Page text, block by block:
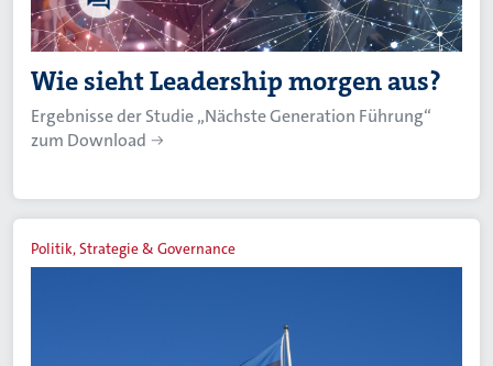
Wie sieht Leadership morgen aus?
Ergebnisse der Studie „Nächste Generation Führung“
zum Download
Politik, Strategie & Governance